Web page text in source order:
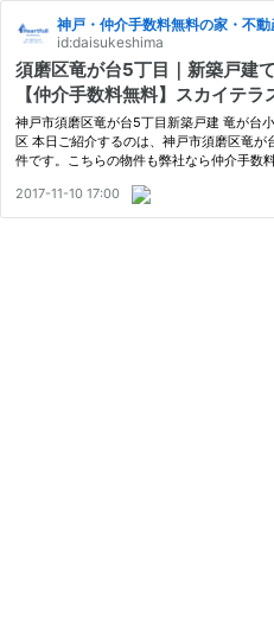
id:daisukeshima
須磨区竜が台5丁目｜新築戸建
【仲介手数料無料】スカイテラ
ハイグレード仕様！！
神戸市須磨区竜が台5丁目新築戸建 竜が台
区 本日ご紹介するのは、神戸市須磨区竜が
件です。こちらの物件も弊社なら仲介手数
だけますよ！ 今回ご紹介するのはこちらの
目…
2017-11-10 17:00